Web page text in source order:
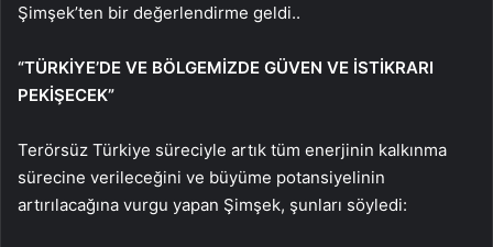
Şimşek’ten bir değerlendirme geldi..
“TÜRKİYE’DE VE BÖLGEMİZDE GÜVEN VE İSTİKRARI
PEKİŞECEK”
Terörsüz Türkiye süreciyle artık tüm enerjinin kalkınma
sürecine verileceğini ve büyüme potansiyelinin
artırılacağına vurgu yapan Şimşek, şunları söyledi: